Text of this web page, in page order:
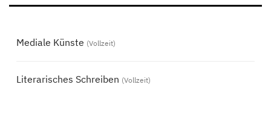
Mediale Künste (Vollzeit)
Literarisches Schreiben (Vollzeit)